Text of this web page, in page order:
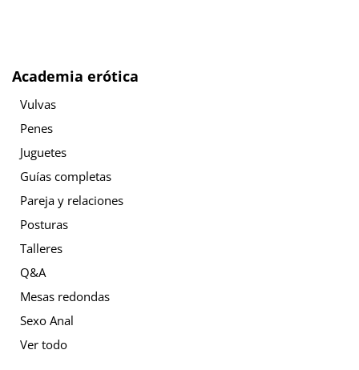
Academia erótica
Vulvas
Penes
Juguetes
Guías completas
Pareja y relaciones
Posturas
Talleres
Q&A
Mesas redondas
Sexo Anal
Ver todo